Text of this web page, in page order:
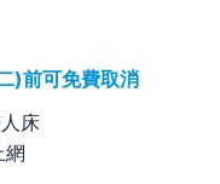
)前可免費取消
床
網